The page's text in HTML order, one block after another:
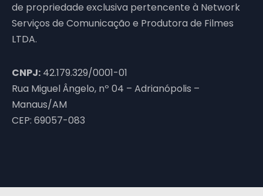
de propriedade exclusiva pertencente à Network
Serviços de Comunicação e Produtora de Filmes
LTDA.
CNPJ: 42.179.329/0001-01
Rua Miguel Ângelo, nº 04 – Adrianópolis –
Manaus/AM
CEP: 69057-083